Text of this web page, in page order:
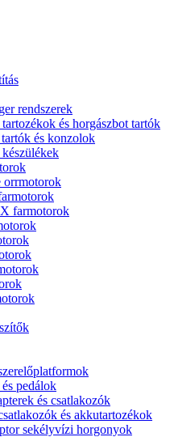
rendszerek
és horgászbot tartók
és konzolok
farmotorok
pedálok
és csatlakozók
és akkutartozékok
sekélyvízi horgonyok